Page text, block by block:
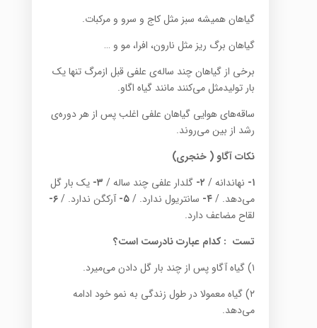
گیاهان همیشه سبز مثل کاج و سرو و مرکبات.
گیاهان برگ ریز مثل نارون، افرا، مو و …
برخی از گیاهان چند ساله‌ی علفی قبل ازمرگ تنها یک
بار تولیدمثل می‌کنند مانند گیاه اگاو.
ساقه‌ها‌ی هوایی گیاهان علفی اغلب پس از هر دوره‌ی
رشد از بین می‌روند.
نکات آگاو ( خنجری)
۱- نهاندانه / ۲- گلدار علفی چند ساله / ۳- یک بار گل
می‌دهد. /۴- سانتریول ندارد. /۵- آرکگن ندارد. /۶-
لقاح مضاعف دارد.
تست :کدام عبارت نادرست است؟
۱) گیاه آگاو پس از چند بار گل دادن می‌میرد.
۲) گیاه معمولا در طول زندگی به نمو خود ادامه
می‌دهد.